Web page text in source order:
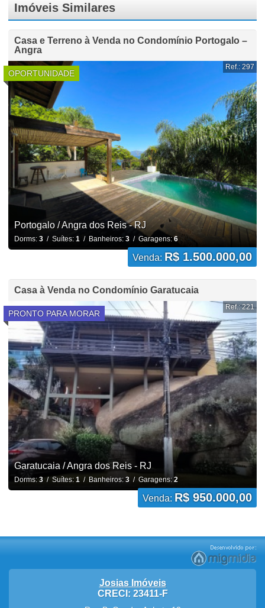
Imóveis Similares
Casa e Terreno à Venda no Condomínio Portogalo –
Angra
OPORTUNIDADE
Ref.: 297
Portogalo / Angra dos Reis - RJ
Dorms: 3/ Suítes: 1/ Banheiros: 3/ Garagens:6
Venda: R$ 1.500.000,00
Casa à Venda no Condomínio Garatucaia
PRONTO PARA MORAR
Ref.: 221
Garatucaia / Angra dos Reis - RJ
Dorms: 3/ Suítes: 1/ Banheiros: 3/ Garagens:2
Venda: R$ 950.000,00
Josias Imóveis
CRECI: 23411-F